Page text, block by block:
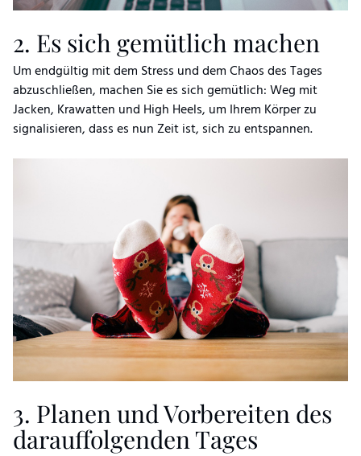
2. Es sich gemütlich machen
Um endgültig mit dem Stress und dem Chaos des Tages
abzuschließen, machen Sie es sich gemütlich: Weg mit
Jacken, Krawatten und High Heels, um Ihrem Körper zu
signalisieren, dass es nun Zeit ist, sich zu entspannen.
3. Planen und Vorbereiten des
darauffolgenden Tages